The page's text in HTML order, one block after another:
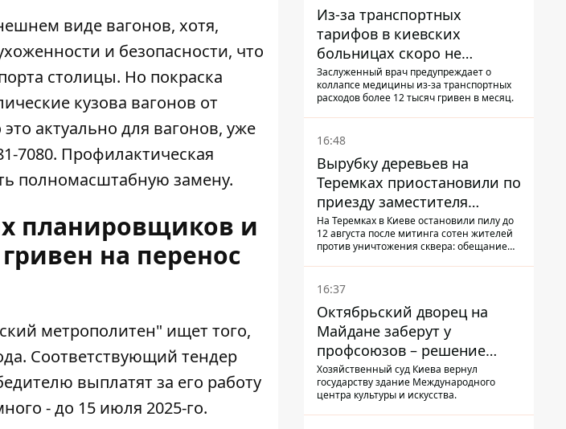
виде вагонов, хотя,
и безопасности, что
столицы. Но покраска
кузова вагонов от
актуально для вагонов, уже
7080. Профилактическая
полномасштабную замену.
планировщиков и
на перенос
метрополитен" ищет того,
Соответствующий тендер
выплатят за его работу
- до 15 июля 2025-го.
Из-за транспортных
тарифов в киевских
больницах скоро не
останется медсестер и
санитарок - профессор
Заслуженный врач предупреждает о
коллапсе медицины из-за транспортных
расходов более 12 тысяч гривен в месяц.
16:48
Вырубку деревьев на
Теремках приостановили по
приезду заместителя
Кличко - начался диалог
На Теремках в Киеве остановили пилу до
12 августа после митинга сотен жителей
против уничтожения сквера: обещание
прибывший наладить коммуникацию
16:37
Октябрьский дворец на
Майдане заберут у
профсоюзов – решение
Хозяйственного суда
Хозяйственный суд Киева вернул
государству здание Международного
центра культуры и искусства.